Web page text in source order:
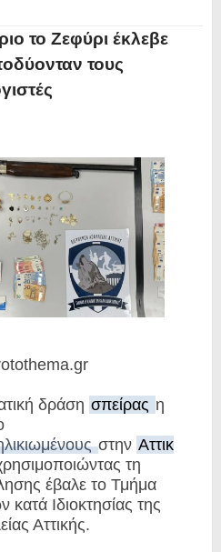
το Ζεφύρι έκλεβε
τους
δράση σπείρας η
στην Αττικ
τη
έβαλε το Τμήμα
Ιδιοκτησίας της
Αττικής.